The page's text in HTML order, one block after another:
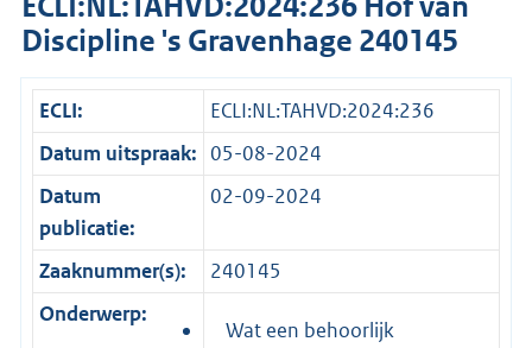
Discipline 's Gravenhage 240145
ECLI:
ECLI:NL:TAHVD:2024:236
Datum uitspraak: 05-08-2024
Datum
publicatie:
02-09-2024
Zaaknummer(s):
240145
Onderwerp:
Wat een behoorlijk